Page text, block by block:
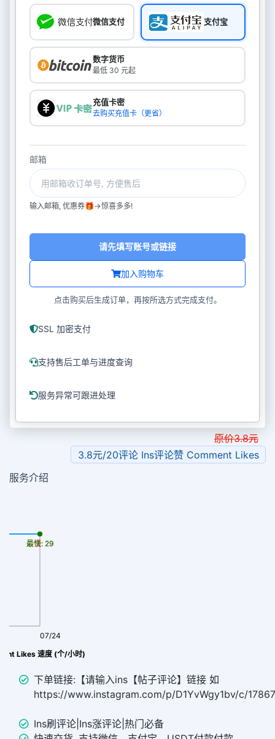
微信支付 支付宝
数字货币
最低 30 元起
充值卡密
去购买充值卡（更省）
邮箱
输入邮箱, 优惠券🎁->惊喜多多!
加入购物车
请先填写账号或链接
点击购买后生成订单，再按所选方式完成支付。
SSL 加密支付
支持售后工单与进度查询
服务异常可跟进处理
原价3.8元
3.8元/20评论 Ins评论赞 Comment Likes
服务介绍
Likes 速度 (个/小时)
07/24
最慢: 29
最快: 29
下单链接:【请输入ins【帖子评论】链接 如
https://www.instagram.com/p/D1YvWgy1bv/c/
Ins刷评论|Ins涨评论|热门必备